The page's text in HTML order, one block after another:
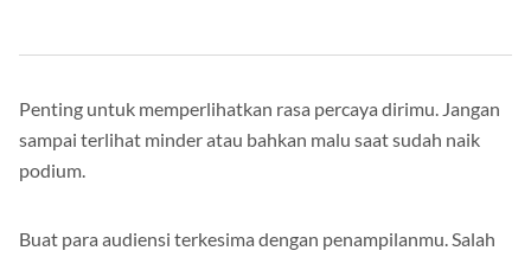
Penting untuk memperlihatkan rasa percaya dirimu. Jangan
sampai terlihat minder atau bahkan malu saat sudah naik
podium.
Buat para audiensi terkesima dengan penampilanmu. Salah